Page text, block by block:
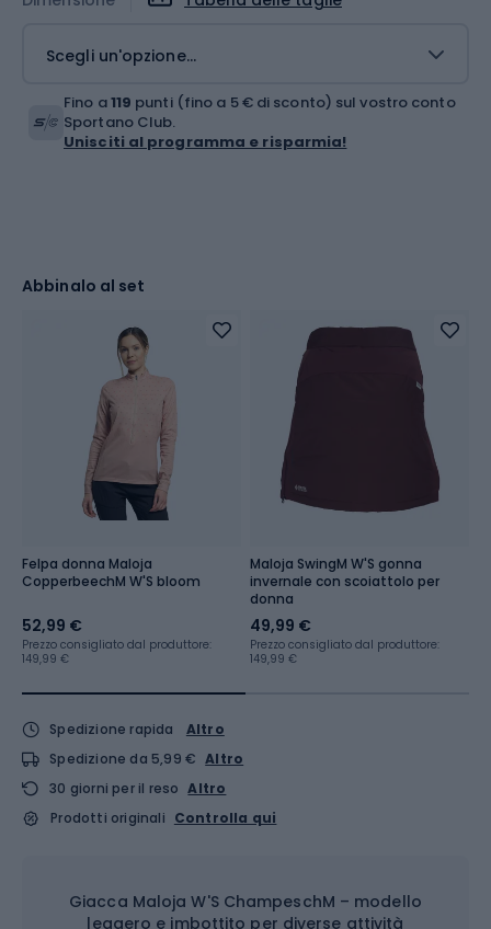
Scegli un'opzione...
Fino a119 punti (fino a 5 € di sconto) sul vostro conto
Sportano Club.
Unisciti al programma e risparmia!
Abbinalo al set
Felpa donna Maloja
CopperbeechM W'S bloom
52,99 €
Prezzo consigliato dal produttore:
149,99 €
Maloja SwingM W'S gonna
invernale con scoiattolo per
donna
49,99 €
Prezzo consigliato dal produttore:
149,99 €
Spedizione rapida
Altro
Spedizione da 5,99 € Altro
30 giorni per il reso Altro
Prodotti originali Controlla qui
Giacca Maloja W'S ChampeschM – modello
leggero e imbottito per diverse attività